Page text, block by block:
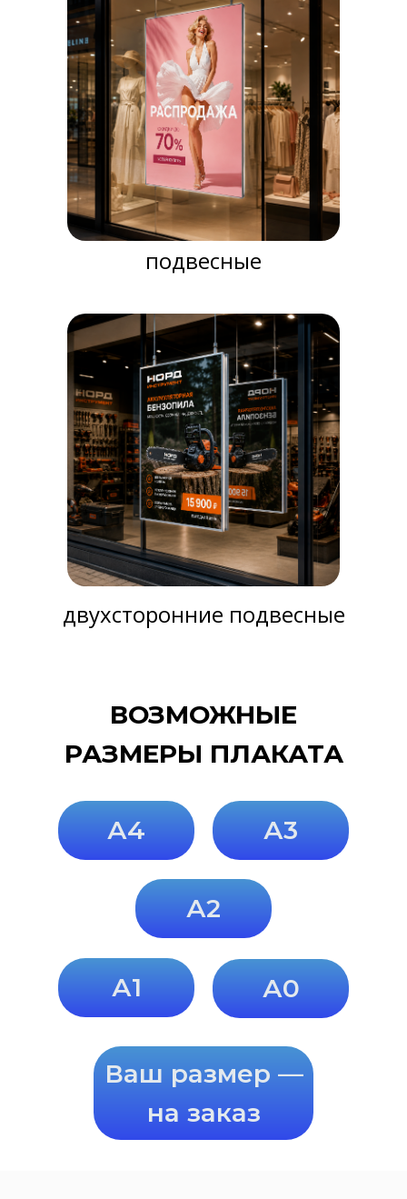
подвесные
двухсторонние подвесные
ВОЗМОЖНЫЕ
РАЗМЕРЫ ПЛАКАТА
А4 А3
А2
А1 А0
Ваш размер —
на заказ